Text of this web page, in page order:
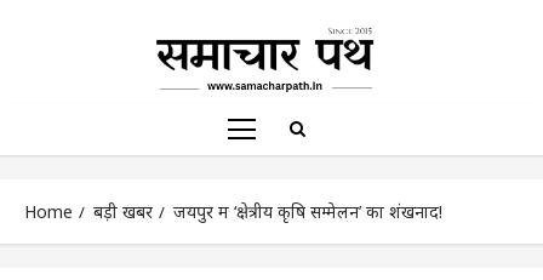
Home बड़ी खबर जयपुर में ‘क्षेत्रीय कृषि सम्मेलन’ का शंखनाद!